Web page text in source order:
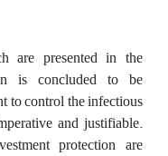
are presented in the
is concluded to be
to control the infectious
and justifiable.
protection are